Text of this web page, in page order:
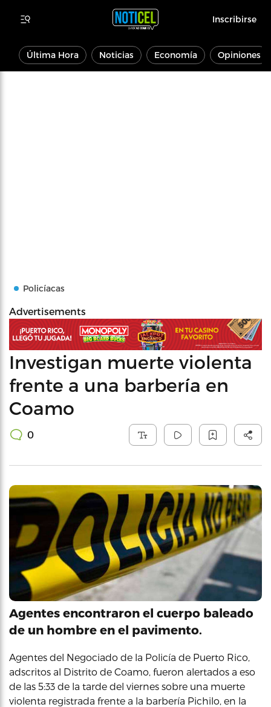
Inscribirse
Última Hora Noticias Economía Opiniones
Policíacas
Advertisements
Investigan muerte violenta
frente a una barbería en
Coamo
0
Agentes encontraron el cuerpo baleado
de un hombre en el pavimento.
Agentes del Negociado de la Policía de Puerto Rico,
adscritos al Distrito de Coamo, fueron alertados a eso
de las 5:33 de la tarde del viernes sobre una muerte
violenta registrada frente a la barbería Pichilo, en la